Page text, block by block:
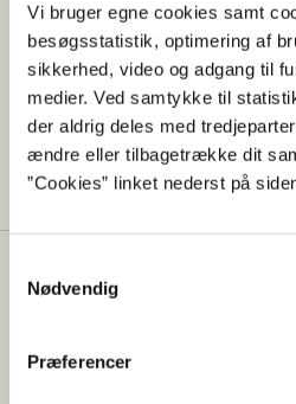
Vi bruger egne cookies samt
besøgsstatistik, optimering af
sikkerhed, video og adgang til
medier. Ved samtykke til
der aldrig deles med
ændre eller tilbagetrække dit
”Cookies” linket nederst på
Nødvendig
Præferencer
Der er krav til afsmitningen af
til kontakt med fødevarer. Der
grænseværdier til de fem af
DEHP og BBP), så der tages
udsættes for ftalaterne fra
emballage til mad i guiden om
Fødevarestyrelsen
Erhvervsministeriet. Styrelsen